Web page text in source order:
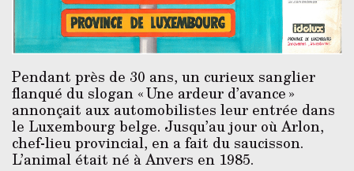
Pendant près de 30 ans, un curieux sanglier
flanqué du slogan « Une ardeur d’avance »
annonçait aux automobilistes leur entrée dans
le Luxembourg belge. Jusqu’au jour où Arlon,
chef-lieu provincial, en a fait du saucisson.
L’animal était né à Anvers en 1985.